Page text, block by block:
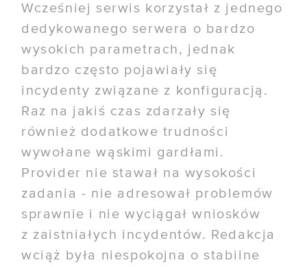
Wcześniej serwis korzystał z jednego
dedykowanego serwera o bardzo
wysokich parametrach, jednak
bardzo często pojawiały się
incydenty związane z konfiguracją.
Raz na jakiś czas zdarzały się
również dodatkowe trudności
wywołane wąskimi gardłami.
Provider nie stawał na wysokości
zadania - nie adresował problemów
sprawnie i nie wyciągał wniosków
z zaistniałych incydentów. Redakcja
wciąż była niespokojna o stabilne